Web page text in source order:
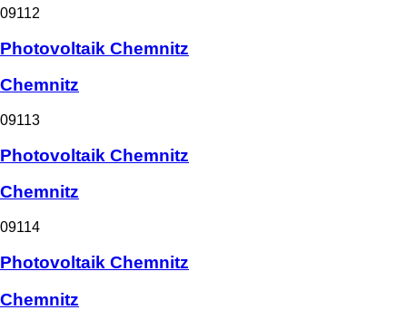
09112
Photovoltaik Chemnitz
Chemnitz
09113
Photovoltaik Chemnitz
Chemnitz
09114
Photovoltaik Chemnitz
Chemnitz